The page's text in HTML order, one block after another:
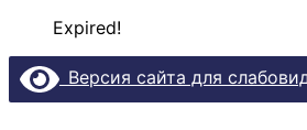
Expired!
Версия сайта для